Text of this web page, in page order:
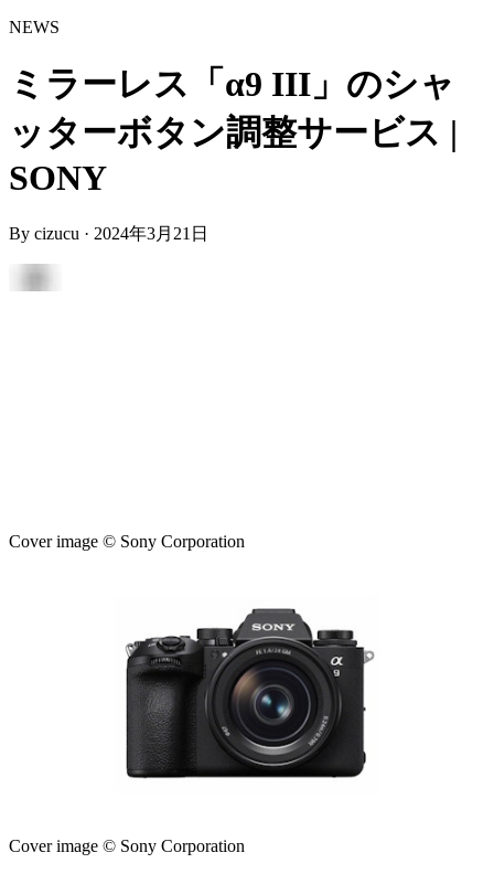
NEWS
ミラーレス「α9 III」のシャ
ッターボタン調整サービス |
SONY
By cizucu · 2024年3月21日
Cover image © Sony Corporation
Cover image © Sony Corporation